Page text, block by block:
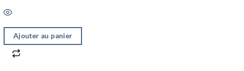
Ajouter au panier